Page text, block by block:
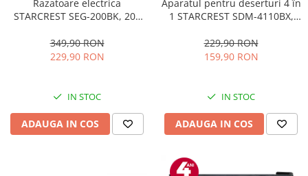
Razatoare electrica
STARCREST SEG-200BK, 200
349,90 RON
229,90 RON
IN STOC
ADAUGA IN COS
Aparatul pentru deserturi 4 în
1 STARCREST SDM-4110BX,
invelis ceramic pentru vafe,
nuci, gogosi si smile
229,90 RON
159,90 RON
IN STOC
ADAUGA IN COS